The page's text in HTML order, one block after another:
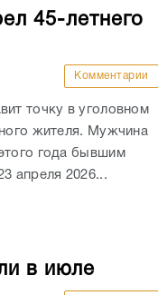
45-летнего
Комментарии
точку в уголовном
жителя. Мужчина
года бывшим
апреля 2026...
в июле